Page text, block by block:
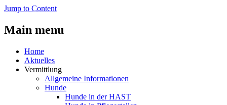
Jump to Content
Main menu
Home
Aktuelles
Vermittlung
Allgemeine Informationen
Hunde
Hunde in der HAST